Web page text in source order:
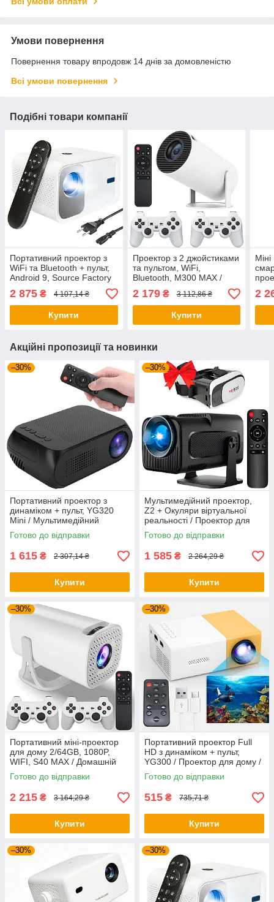
Умови повернення
Повернення товару впродовж 14 днів за домовленістю
Всі умови повернення
Подібні товари компанії
Портативний проектор з
WiFi та Bluetooth + пульт,
Android 9, Source Factory
X3 / Міні проектор для
дому
2 875 ₴ 4 107,14 ₴
Купити
Проектор з 2 джойстиками
та пультом, WiFi,
Bluetooth, M300 MAX /
Смарт проектор з іграми /
Ігровий проектор
2 179₴ 3 112,86 ₴
Купити
WiFi
2
Акційні пропозиції та новинки
–30%
Портативний проектор з
динаміком + пульт, YG320
Mini / Мультимедійний
проектор для дому / Міні
проектор
Готово до відправки
1 615 ₴ 2 307,14 ₴
Купити
–30%
Мультимедійний проектор,
Z2 + Окуляри віртуальної
реальності / Проектор для
дому
Готово до відправки
1 585 ₴ 2 264,29 ₴
Купити
–30%
Портативний міні-проектор
для дому 2/64GB, 1080P,
WIFI, S40 MAX / Домашній
проектор / Смарт проектор
ігровий
Готово до відправки
2 215 ₴ 3 164,29 ₴
Купити
–30%
Портативний проектор Full
HD з динаміком + пульт,
YG300 / Проектор для дому /
Міні проектор / Домашній
проектор
Готово до відправки
515 ₴ 735,71 ₴
Купити
–30% –30%